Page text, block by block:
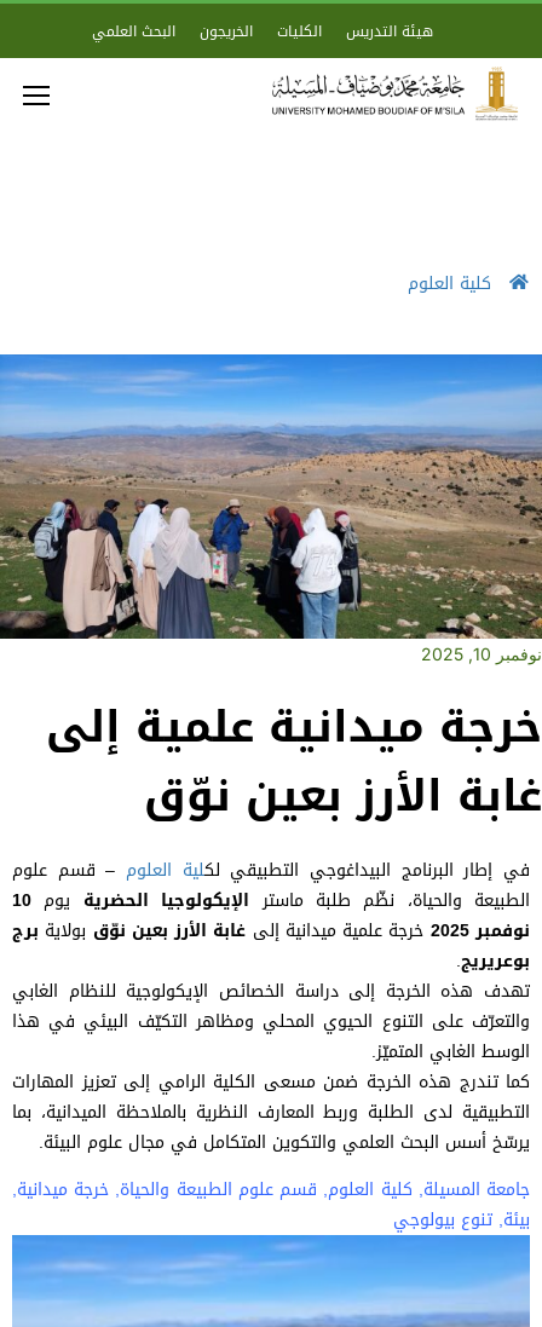
هيئة التدريس الكليات الخريجون البحث العلمي
كلية العلوم
نوفمبر 10, 2025
خرجة ميدانية علمية إلى
غابة الأرز بعين نوّق
في إطار البرنامج البيداغوجي التطبيقي لكلية العلوم – قسم علوم
الطبيعة والحياة، نظّم طلبة ماستر الإيكولوجيا الحضرية يوم 10
نوفمبر 2025
خرجة علمية ميدانية إلى غابة الأرز بعين نوّق بولاية برج
بوعريريج.
تهدف هذه الخرجة إلى دراسة الخصائص الإيكولوجية للنظام الغابي
والتعرّف على التنوع الحيوي المحلي ومظاهر التكيّف البيئي في هذا
الوسط الغابي المتميّز.
كما تندرج هذه الخرجة ضمن مسعى الكلية الرامي إلى تعزيز المهارات
التطبيقية لدى الطلبة وربط المعارف النظرية بالملاحظة الميدانية، بما
يرسّخ أسس البحث العلمي والتكوين المتكامل في مجال علوم البيئة.
جامعة المسيلة, كلية العلوم, قسم علوم الطبيعة والحياة, خرجة ميدانية,
بيئة, تنوع بيولوجي